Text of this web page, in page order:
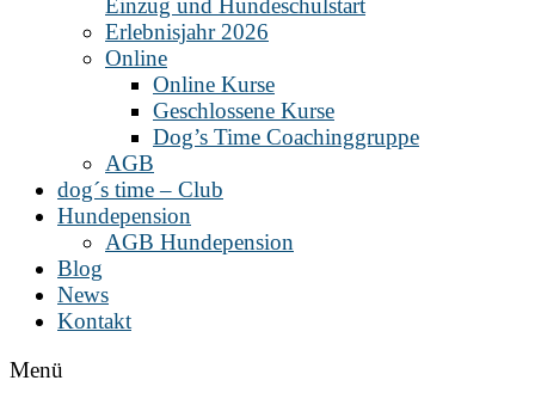
Einzug und Hundeschulstart
Erlebnisjahr 2026
Online
Online Kurse
Geschlossene Kurse
Dog’s Time Coachinggruppe
AGB
dog´s time – Club
Hundepension
AGB Hundepension
Blog
News
Kontakt
Menü